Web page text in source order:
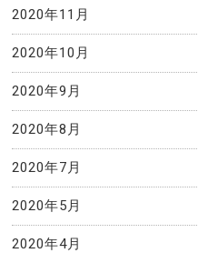
2020年11月
2020年10月
2020年9月
2020年8月
2020年7月
2020年5月
2020年4月